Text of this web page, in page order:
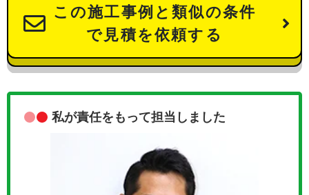
この施工事例と類似の条件
で見積を依頼する
私が責任をもって担当しました